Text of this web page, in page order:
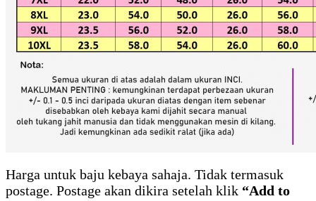
Harga untuk baju kebaya sahaja. Tidak termasuk
postage. Postage akan dikira setelah klik “Add to